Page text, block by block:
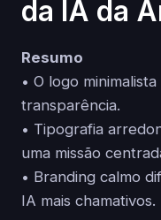
da IA da
Resumo
• O logo
transparência.
• Tipografia
uma missão
• Branding calmo
IA mais chamativos.